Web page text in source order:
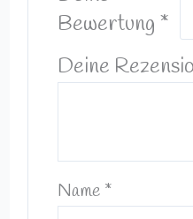
Bewertung *
Deine
Name *